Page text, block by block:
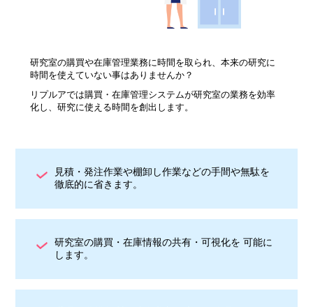
研究室の購買や在庫管理業務に時間を取られ、本来の研究に
時間を使えていない事はありませんか？
リプルアでは購買・在庫管理システムが研究室の業務を効率
化し、研究に使える時間を創出します。
見積・発注作業や棚卸し作業などの手間や無駄を
徹底的に省きます。
研究室の購買・在庫情報の共有・可視化を 可能に
します。